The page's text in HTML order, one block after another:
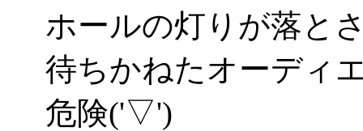
ホールの灯りが落と
待ちかねたオーディ
危険('▽')